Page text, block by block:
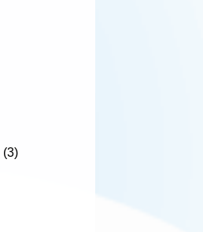
(3)